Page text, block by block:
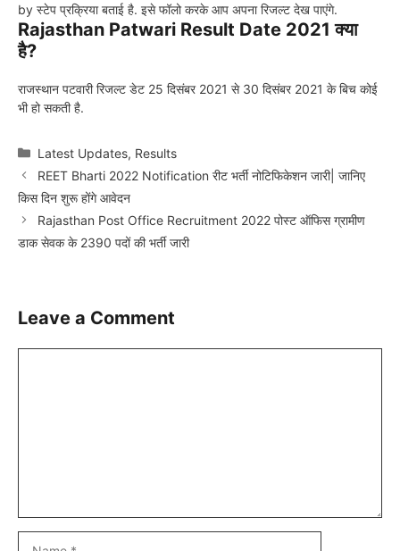
by स्टेप प्रक्रिया बताई है. इसे फॉलो करके आप अपना रिजल्ट देख पाएंगे.
Rajasthan Patwari Result Date 2021 क्या
है?
राजस्थान पटवारी रिजल्ट डेट 25 दिसंबर 2021 से 30 दिसंबर 2021 के बिच कोई
भी हो सकती है.
Categories
Latest Updates, Results
REET Bharti 2022 Notification रीट भर्ती नोटिफिकेशन जारी| जानिए
किस दिन शुरू होंगे आवेदन
Rajasthan Post Office Recruitment 2022 पोस्ट ऑफिस ग्रामीण
डाक सेवक के 2390 पदों की भर्ती जारी
Leave a Comment